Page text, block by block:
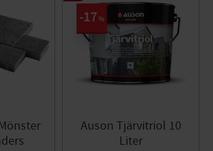
Auson Tjärvitriol 10
Liter
17 %